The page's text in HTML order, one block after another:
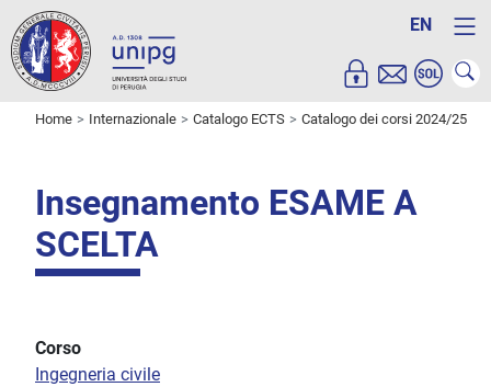
EN
Home Internazionale Catalogo ECTS Catalogo dei corsi 2024/25
Insegnamento ESAME A
SCELTA
Corso
Ingegneria civile